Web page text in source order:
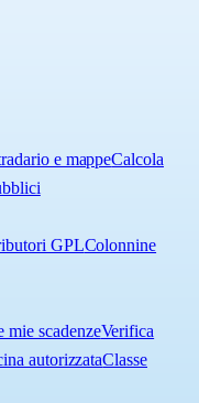
e mappeCalcola
GPLColonnine
mie scadenzeVerifica
autorizzataClasse